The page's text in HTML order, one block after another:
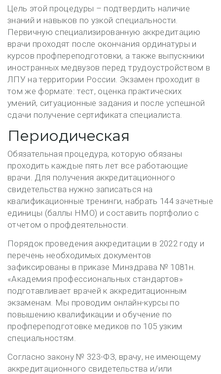
Цель этой процедуры – подтвердить наличие
знаний и навыков по узкой специальности.
Первичную специализированную аккредитацию
врачи проходят после окончания ординатуры и
курсов профпереподготовки, а также выпускники
иностранных медвузов перед трудоустройством в
ЛПУ на территории России. Экзамен проходит в
том же формате: тест, оценка практических
умений, ситуационные задания и после успешной
сдачи получение сертификата специалиста.
Периодическая
Обязательная процедура, которую обязаны
проходить каждые пять лет все работающие
врачи. Для получения аккредитационного
свидетельства нужно записаться на
квалификационные тренинги, набрать 144 зачетные
единицы (баллы НМО) и составить портфолио с
отчетом о профдеятельности.
Порядок проведения аккредитации в 2022 году и
перечень необходимых документов
зафиксированы в приказе Минздрава № 1081н.
«Академия профессиональных стандартов»
подготавливает врачей к аккредитационным
экзаменам. Мы проводим онлайн-курсы по
повышению квалификации и обучение по
профпереподготовке медиков по 105 узким
специальностям.
Согласно закону № 323-ФЗ, врачу, не имеющему
аккредитационного свидетельства и/или